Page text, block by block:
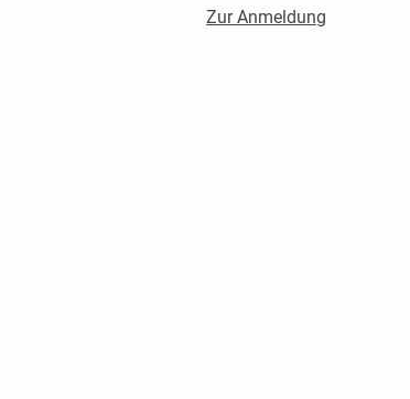
Zur Anmeldung